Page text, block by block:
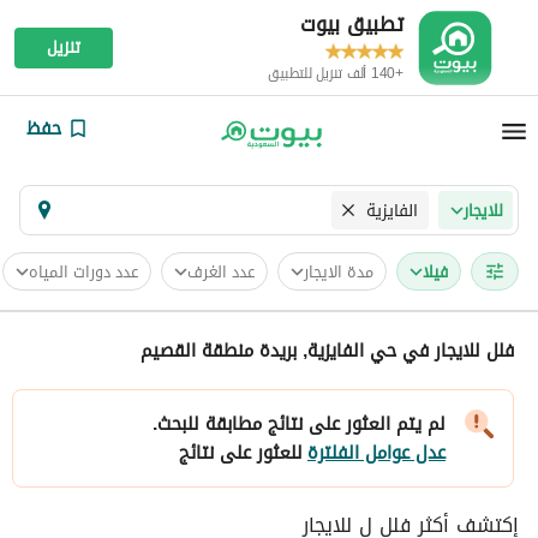
تطبيق بيوت
+140 ألف تنزيل للتطبيق
تنزيل
حفظ
للايجار الفايزية
فیلا مدة الايجار عدد الغرف عدد دورات المياه
فلل للايجار في حي الفايزية, بريدة منطقة القصيم
لم يتم العثور على نتائج مطابقة للبحث.
عدل عوامل الفلترةللعثور على نتائج
إكتشف أكثر فلل ل للايجار